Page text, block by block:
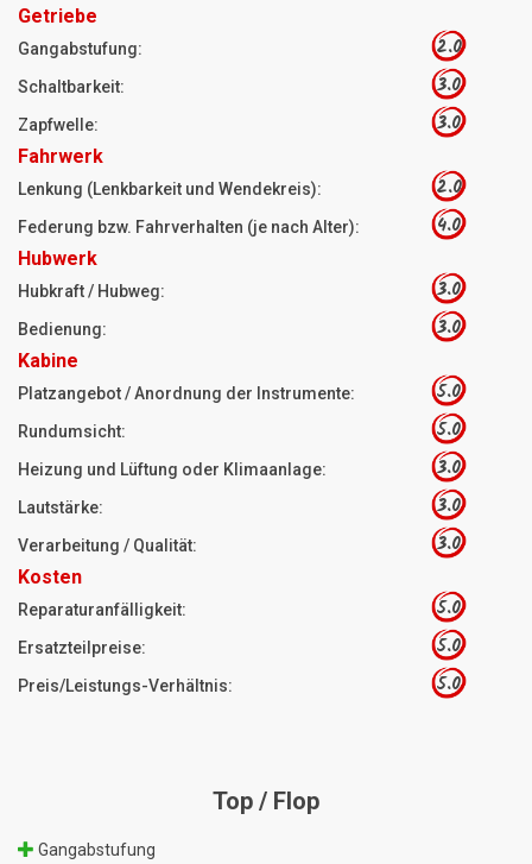
Getriebe
Gangabstufung: 2.0
Schaltbarkeit: 3.0
Zapfwelle: 3.0
Fahrwerk
Lenkung (Lenkbarkeit und Wendekreis): 2.0
Federung bzw. Fahrverhalten (je nach Alter): 4.0
Hubwerk
Hubkraft / Hubweg: 3.0
Bedienung: 3.0
Kabine
Platzangebot / Anordnung der Instrumente: 5.0
Rundumsicht: 5.0
Heizung und Lüftung oder Klimaanlage: 3.0
Lautstärke: 3.0
Verarbeitung / Qualität: 3.0
Kosten
Reparaturanfälligkeit: 5.0
Ersatzteilpreise: 5.0
Preis/Leistungs-Verhältnis: 5.0
Top / Flop
Gangabstufung